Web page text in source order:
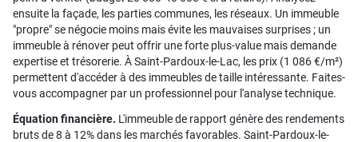
ensuite la façade, les parties communes, les réseaux. Un immeuble
"propre" se négocie moins mais évite les mauvaises surprises ; un
immeuble à rénover peut offrir une forte plus-value mais demande
expertise et trésorerie. À Saint-Pardoux-le-Lac, les prix (1 086 €/m²)
permettent d'accéder à des immeubles de taille intéressante. Faites-
vous accompagner par un professionnel pour l'analyse technique.
Équation financière. L'immeuble de rapport génère des rendements
bruts de 8 à 12% dans les marchés favorables. Saint-Pardoux-le-